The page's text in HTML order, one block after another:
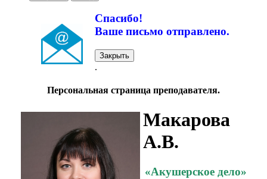
Спасибо!
Ваше письмо отправлено.
Закрыть
.
Персональная страница преподавателя.
Макарова
А.В.
«Акушерское дело»